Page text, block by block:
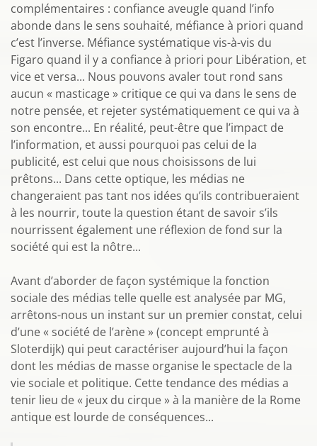
complémentaires : confiance aveugle quand l’info
abonde dans le sens souhaité, méfiance à priori quand
c’est l’inverse. Méfiance systématique vis-à-vis du
Figaro quand il y a confiance à priori pour Libération, et
vice et versa... Nous pouvons avaler tout rond sans
aucun « masticage » critique ce qui va dans le sens de
notre pensée, et rejeter systématiquement ce qui va à
son encontre... En réalité, peut-être que l’impact de
l’information, et aussi pourquoi pas celui de la
publicité, est celui que nous choisissons de lui
prêtons... Dans cette optique, les médias ne
changeraient pas tant nos idées qu’ils contribueraient
à les nourrir, toute la question étant de savoir s’ils
nourrissent également une réflexion de fond sur la
société qui est la nôtre...
Avant d’aborder de façon systémique la fonction
sociale des médias telle quelle est analysée par MG,
arrêtons-nous un instant sur un premier constat, celui
d’une « société de l’arène » (concept emprunté à
Sloterdijk) qui peut caractériser aujourd’hui la façon
dont les médias de masse organise le spectacle de la
vie sociale et politique. Cette tendance des médias a
tenir lieu de « jeux du cirque » à la manière de la Rome
antique est lourde de conséquences...